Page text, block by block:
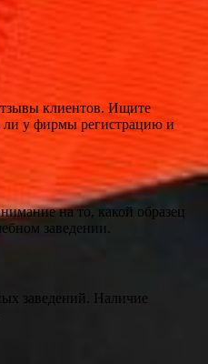
клиентов. Ищите
ли у фирмы регистрацию и
на то, какой образец
заведении.
заведений. Наличие